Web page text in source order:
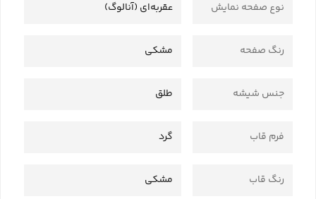
نوع صفحه نمایش عقربه‌ای (آنالوگ)
رنگ صفحه مشکی
جنس شیشه طلق
فرم قاب گرد
رنگ قاب مشکی